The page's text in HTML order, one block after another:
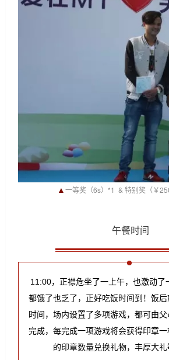
▲一等奖（6s）*1  & 特别奖（￥
午餐时间
11:00，正襟危坐了一上午，也激动了
都饿了也乏了，正好吃饭时间到！饭
时间，场内设置了多项游戏，都可由
完成，每完成一项游戏将会获得印章
的印章数量兑换礼物，丰厚大礼